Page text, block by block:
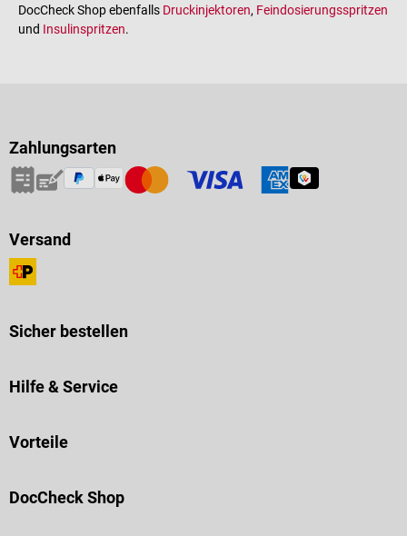
DocCheck Shop ebenfalls Druckinjektoren, Feindosierungsspritzen
und Insulinspritzen.
Zahlungsarten
Versand
Sicher bestellen
Hilfe & Service
Vorteile
DocCheck Shop